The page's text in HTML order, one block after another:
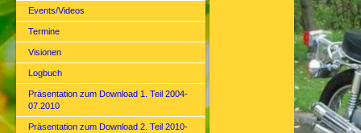
Events/Videos
Termine
Visionen
Logbuch
Präsentation zum Download 1. Teil 2004-
07.2010
Präsentation zum Download 2. Teil 2010-